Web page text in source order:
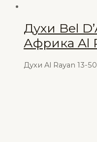
Духи Bel
Африка Al
Духи Al Rayan 13-